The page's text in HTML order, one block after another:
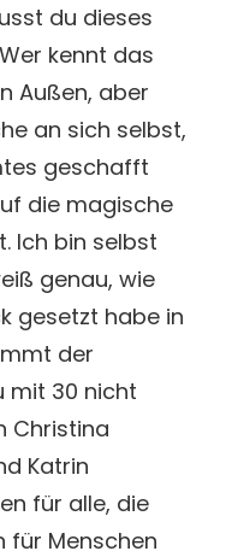
DIE
DU
30
NICHT
HABEN
MUSST
du dieses
kennt das
Außen, aber
an sich selbst,
geschafft
die magische
Ich bin selbst
genau, wie
gesetzt habe in
der
mit 30 nicht
Christina
Katrin
für alle, die
für Menschen